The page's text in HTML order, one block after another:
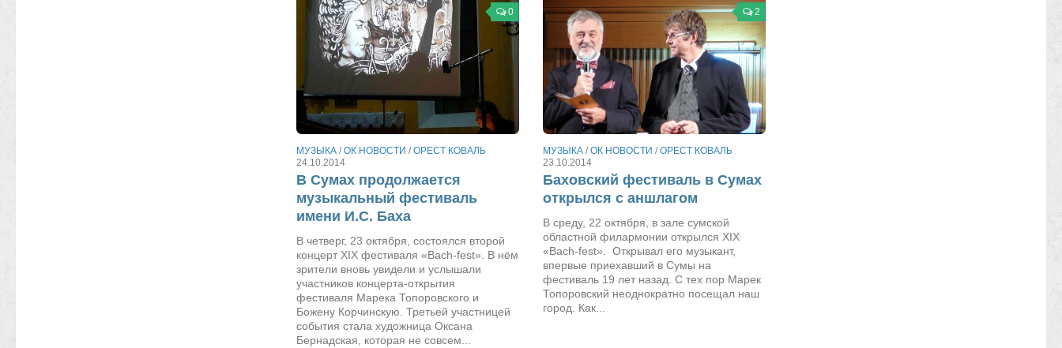
0
МУЗЫКА /ОК НОВОСТИ /ОРЕСТ КОВАЛЬ
24.10.2014
В Сумах продолжается
музыкальный фестиваль
имени И.С. Баха
В четверг, 23 октября, состоялся второй
концерт XIX фестиваля «Bach-fest». В нём
зрители вновь увидели и услышали
участников концерта-открытия
фестиваля Марека Топоровского и
Божену Корчинскую. Третьей участницей
события стала художница Оксана
Бернадская, которая не совсем...
2
МУЗЫКА /ОК НОВОСТИ /ОРЕСТ КОВАЛЬ
23.10.2014
Баховский фестиваль в Сумах
открылся с аншлагом
В среду, 22 октября, в зале сумской
областной филармонии открылся XIX
«Bach-fest». Открывал его музыкант,
впервые приехавший в Сумы на
фестиваль 19 лет назад. С тех пор Марек
Топоровский неоднократно посещал наш
город. Как...